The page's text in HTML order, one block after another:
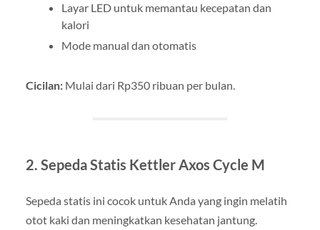
Layar LED untuk memantau kecepatan dan
kalori
Mode manual dan otomatis
Cicilan:Mulai dari Rp350 ribuan per bulan.
2. Sepeda Statis Kettler Axos Cycle M
Sepeda statis ini cocok untuk Anda yang ingin melatih
otot kaki dan meningkatkan kesehatan jantung.